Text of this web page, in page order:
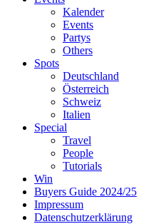
Kalender
Events
Partys
Others
Spots
Deutschland
Österreich
Schweiz
Italien
Special
Travel
People
Tutorials
Win
Buyers Guide 2024/25
Impressum
Datenschutzerklärung